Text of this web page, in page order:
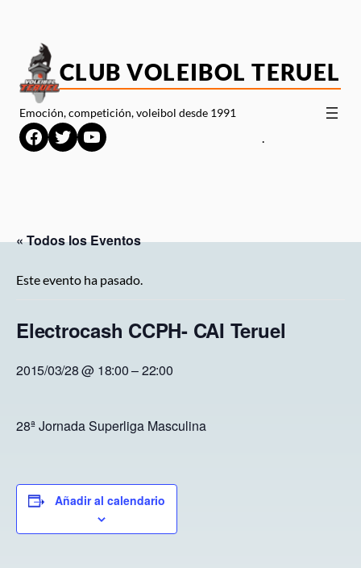
CLUB VOLEIBOL TERUEL
Emoción, competición, voleibol desde 1991
Facebook
TwitterYouTube .
« Todos los Eventos
Este evento ha pasado.
Electrocash CCPH- CAI Teruel
2015/03/28 @ 18:00–22:00
28ª Jornada Superliga Masculina
Añadir al calendario